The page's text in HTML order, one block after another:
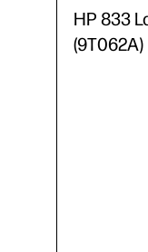
HP 833
(9T062A)